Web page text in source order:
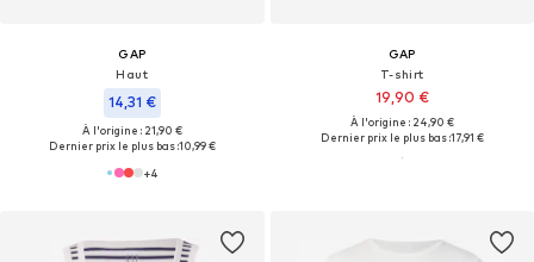
GAP
Haut
14,31 €
À l'origine : 21,90 €
Dernier prix le plus bas :10,99 €
+4
GAP
T-shirt
19,90 €
À l'origine : 24,90 €
Dernier prix le plus bas :17,91 €